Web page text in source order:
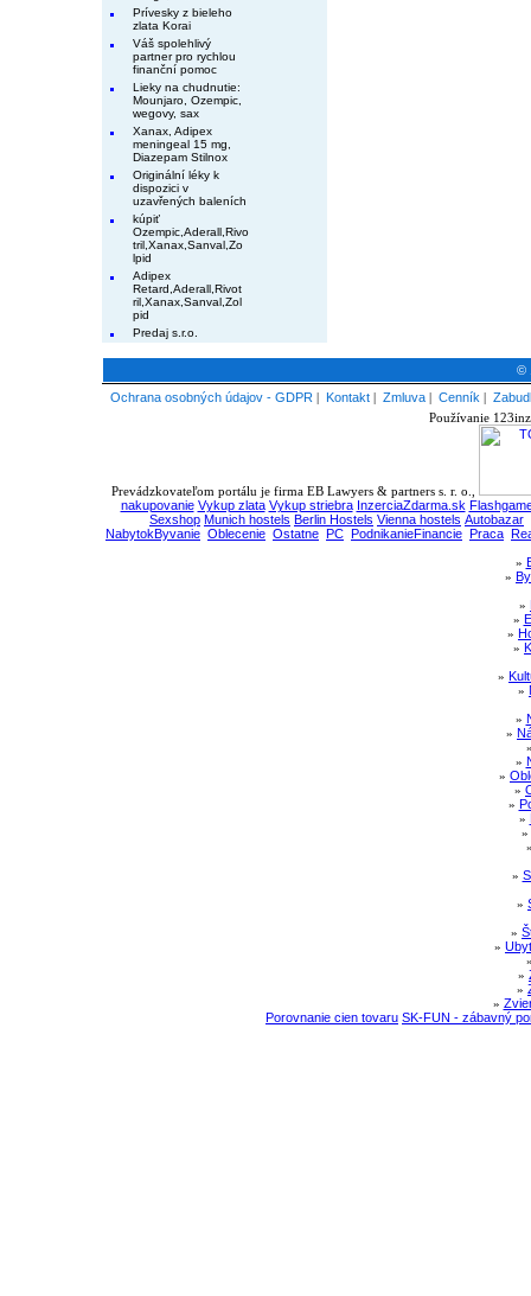
Prívesky z bieleho
zlata Korai
Váš spolehlivý
partner pro rychlou
finanční pomoc
Lieky na chudnutie:
Mounjaro, Ozempic,
wegovy, sax
Xanax, Adipex
meningeal 15 mg,
Diazepam Stilnox
Originální léky k
dispozici v
uzavřených baleních
kúpiť
Ozempic,Aderall,Rivo
tril,Xanax,Sanval,Zo
lpid
Adipex
Retard,Aderall,Rivot
ril,Xanax,Sanval,Zol
pid
Predaj s.r.o.
©
Ochrana osobných údajov - GDPR | Kontakt | Zmluva | Cenník |
Používanie
Prevádzkovateľom portálu je firma EB Lawyers & partners s. r. o.,
nakupovanie Vykup zlata Vykup striebra InzerciaZdarma.sk
Sexshop Munich hostels Berlin Hostels Vienna hostels Autobazar
NabytokByvanie Oblecenie Ostatne PC PodnikanieFinancie Praca
»
»
»
»
»
»
»
»
»
»
»
»
»
»
»
»
»
»
»
»
»
»
»
Porovnanie cien tovaru SK-FUN - zábavný